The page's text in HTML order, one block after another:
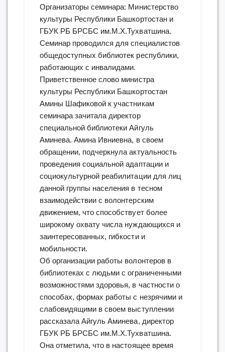
Организаторы семинара: Министерство
культуры Республики Башкортостан и
ГБУК РБ БРСБС им.М.Х.Тухватшина.
Семинар проводился для специалистов
общедоступных библиотек республики,
работающих с инвалидами.
Приветственное слово министра
культуры Республики Башкортостан
Амины Шафиковой к участникам
семинара зачитала директор
специальной библиотеки Айгуль
Аминева. Амина Ивниевна, в своем
обращении, подчеркнула актуальность
проведения социальной адаптации и
социокультурной реабилитации для лиц
данной группы населения в тесном
взаимодействии с волонтерским
движением, что способствует более
широкому охвату числа нуждающихся и
заинтересованных, гибкости и
мобильности.
Об организации работы волонтеров в
библиотеках с людьми с ограниченными
возможностями здоровья, в частности о
способах, формах работы с незрячими и
слабовидящими в своем выступлении
рассказала Айгуль Аминева, директор
ГБУК РБ БРСБС им.М.Х.Тухватшина.
Она отметила, что в настоящее время